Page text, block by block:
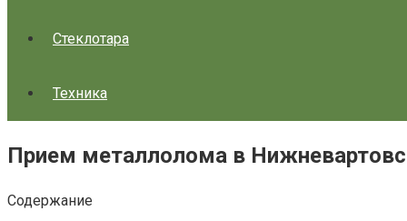
Стеклотара
Техника
Прием металлолома в
Содержание